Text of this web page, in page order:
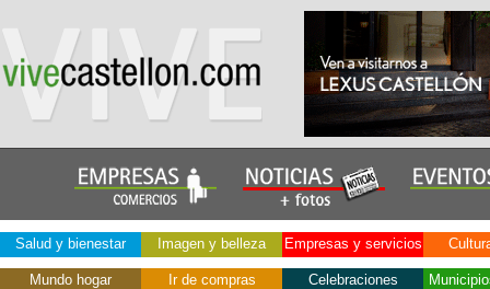
Salud y bienestar Imagen y belleza Empresas y servicios
Mundo hogar Ir de compras Celebraciones